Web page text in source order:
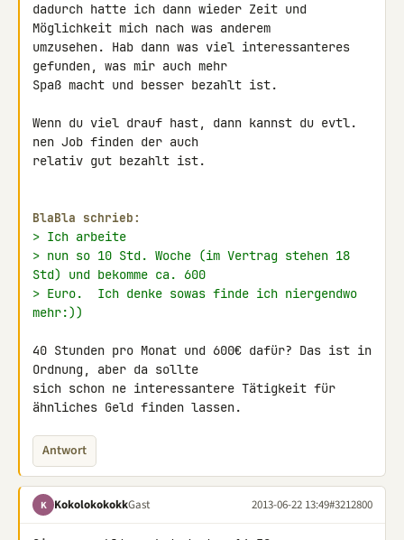
dadurch hatte ich dann wieder Zeit und
Möglichkeit mich nach was anderem
umzusehen. Hab dann was viel interessanteres
gefunden, was mir auch mehr
Spaß macht und besser bezahlt ist.
Wenn du viel drauf hast, dann kannst du evtl.
nen Job finden der auch
relativ gut bezahlt ist.
BlaBla schrieb:
> Ich arbeite
> nun so 10 Std. Woche (im Vertrag stehen 18
Std) und bekomme ca. 600
> Euro.  Ich denke sowas finde ich niergendwo
mehr:))
40 Stunden pro Monat und 600€ dafür? Das ist in
Ordnung, aber da sollte
sich schon ne interessantere Tätigkeit für
ähnliches Geld finden lassen.
Antwort
K KokolokokokkGast 2013-06-22 13:49#3212800